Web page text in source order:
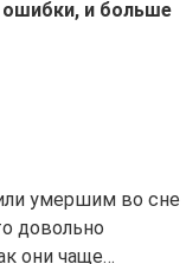
ошибки, и больше
умершим во сне
довольно
они чаще…